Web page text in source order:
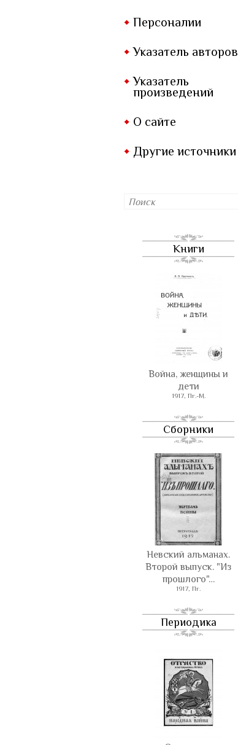
Персоналии
Указатель авторов
Указатель
произведений
О сайте
Другие источники
Книги
Война, женщины и
дети
1917, Пг.-М.
Сборники
Невский альманах.
Второй выпуск. "Из
прошлого"…
1917, Пг.
Периодика